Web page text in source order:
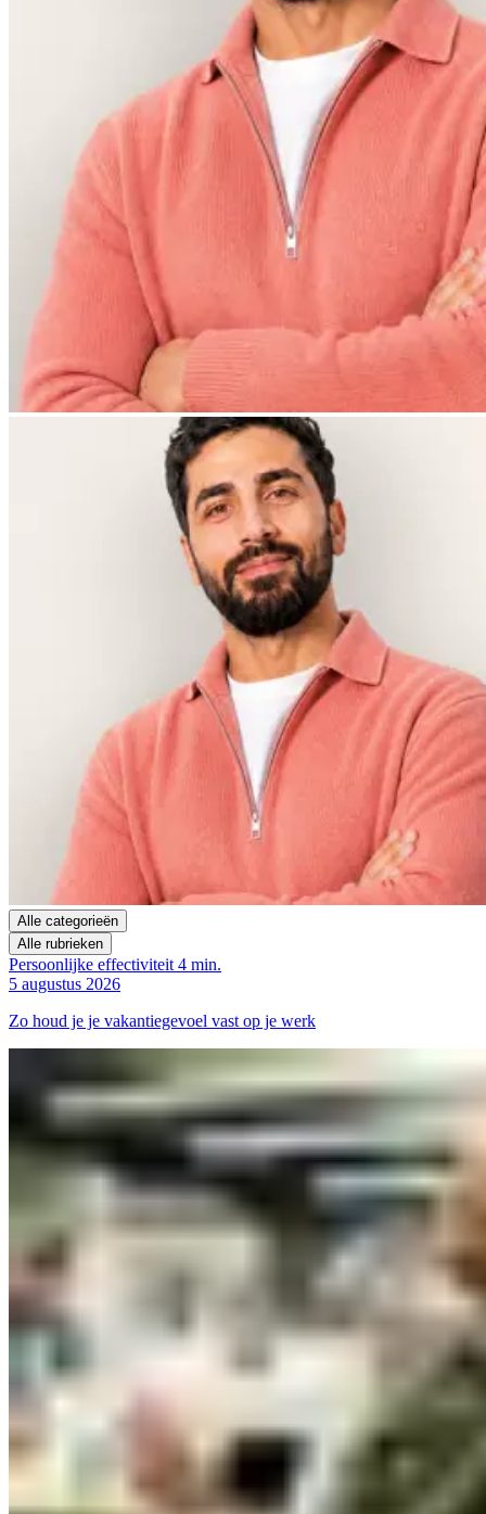
Alle categorieën
Alle rubrieken
Persoonlijke effectiviteit4 min.
5 augustus 2026
Zo houd je je vakantiegevoel vast op je werk